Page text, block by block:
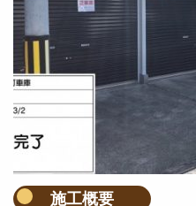
施工概要